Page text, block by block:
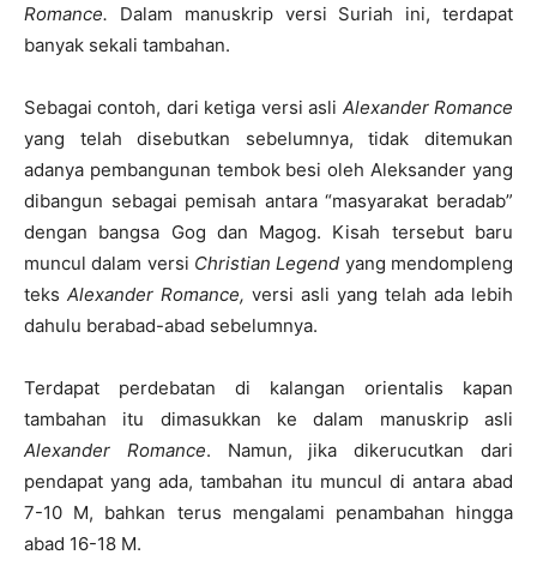
Romance. Dalam manuskrip versi Suriah ini, terdapat
banyak sekali tambahan.
Sebagai contoh, dari ketiga versi asli Alexander Romance
yang telah disebutkan sebelumnya, tidak ditemukan
adanya pembangunan tembok besi oleh Aleksander yang
dibangun sebagai pemisah antara “masyarakat beradab”
dengan bangsa Gog dan Magog. Kisah tersebut baru
muncul dalam versi Christian Legend yang mendompleng
teks Alexander Romance, versi asli yang telah ada lebih
dahulu berabad-abad sebelumnya.
Terdapat perdebatan di kalangan orientalis kapan
tambahan itu dimasukkan ke dalam manuskrip asli
Alexander Romance. Namun, jika dikerucutkan dari
pendapat yang ada, tambahan itu muncul di antara abad
7-10 M, bahkan terus mengalami penambahan hingga
abad 16-18 M.